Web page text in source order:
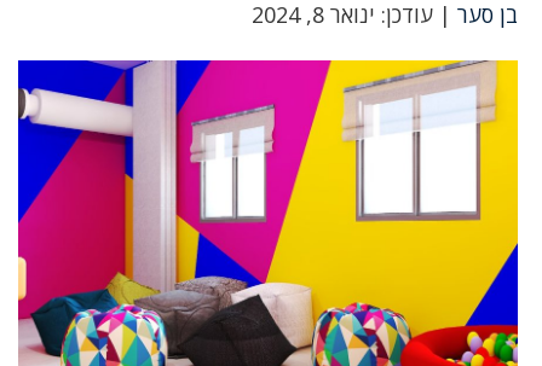
בן סער | עודכן: ינואר 8, 2024